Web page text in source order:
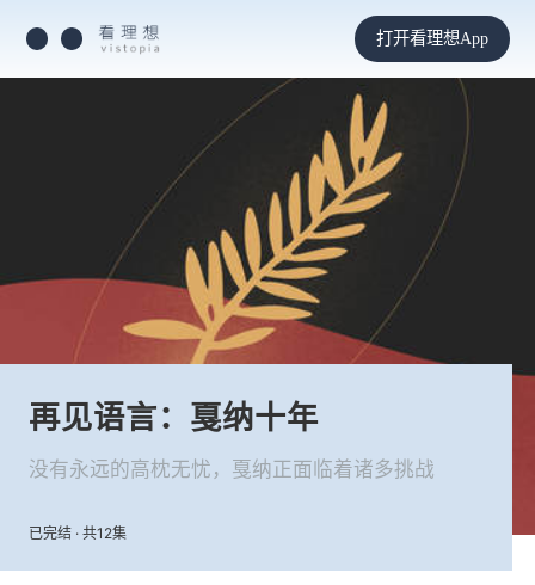
打开看理想App
再见语言：戛纳十年
没有永远的高枕无忧，戛纳正面临着诸多挑战
已完结 · 共12集